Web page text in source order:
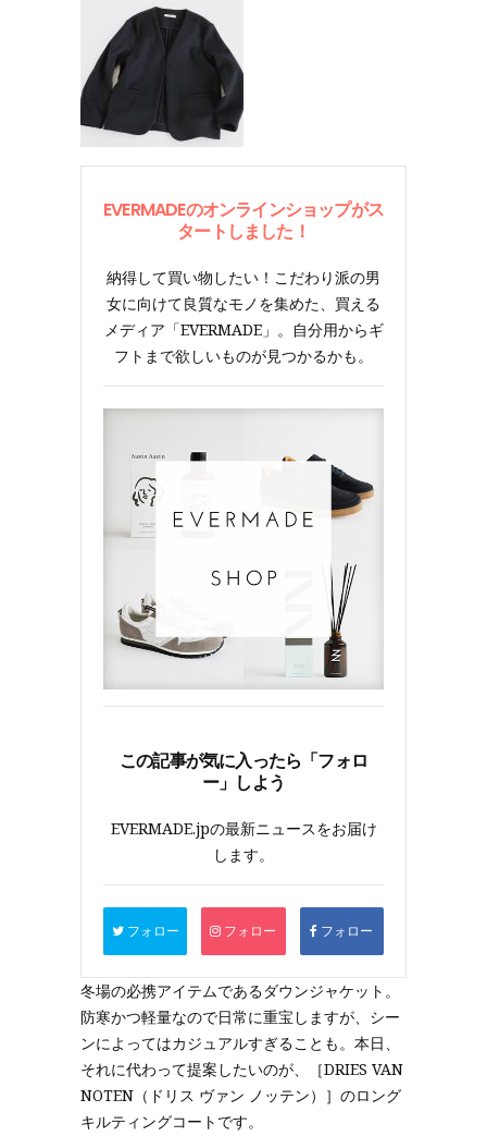
EVERMADEのオンラインショップがス
タートしました！
納得して買い物したい！こだわり派の男
女に向けて良質なモノを集めた、買える
メディア「EVERMADE」。自分用からギ
フトまで欲しいものが見つかるかも。
この記事が気に入ったら「フォロ
ー」しよう
EVERMADE.jpの最新ニュースをお届け
します。
フォロー フォロー フォロー
冬場の必携アイテムであるダウンジャケット。
防寒かつ軽量なので日常に重宝しますが、シー
ンによってはカジュアルすぎることも。本日、
それに代わって提案したいのが、［DRIES VAN
NOTEN（ドリス ヴァン ノッテン）］のロング
キルティングコートです。